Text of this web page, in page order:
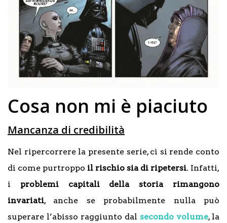
Cosa non mi è piaciuto
Mancanza di credibilità
Nel ripercorrere la presente serie, ci si rende conto
di come purtroppo il rischio sia di ripetersi. Infatti,
i problemi capitali della storia rimangono
invariati, anche se probabilmente nulla può
superare l’abisso raggiunto dal secondo volume, la